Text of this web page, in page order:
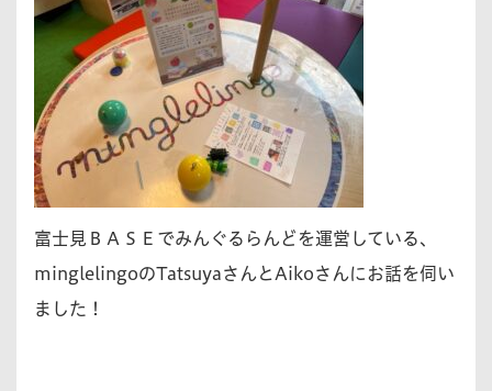
富士見ＢＡＳＥでみんぐるらんどを運営している、
minglelingoのTatsuyaさんとAikoさんにお話を伺い
ました！